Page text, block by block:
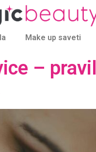
Make up saveti
–